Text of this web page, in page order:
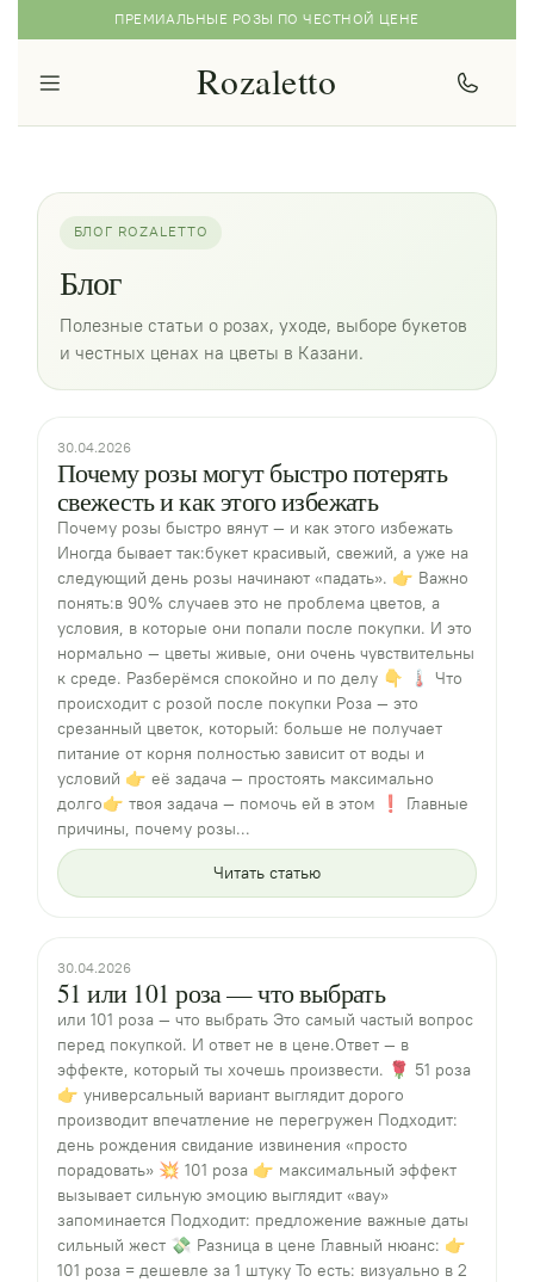
ПРЕМИАЛЬНЫЕ РОЗЫ ПО ЧЕСТНОЙ ЦЕНЕ
Rozaletto
БЛОГ ROZALETTO
Блог
Полезные статьи о розах, уходе, выборе букетов
и честных ценах на цветы в Казани.
30.04.2026
Почему розы могут быстро потерять
свежесть и как этого избежать
Почему розы быстро вянут — и как этого избежать
Иногда бывает так:букет красивый, свежий, а уже на
следующий день розы начинают «падать». 👉 Важно
понять:в 90% случаев это не проблема цветов, а
условия, в которые они попали после покупки. И это
нормально — цветы живые, они очень чувствительны
к среде. Разберёмся спокойно и по делу 👇 🌡 Что
происходит с розой после покупки Роза — это
срезанный цветок, который: больше не получает
питание от корня полностью зависит от воды и
условий 👉 её задача — простоять максимально
долго👉 твоя задача — помочь ей в этом ❗ Главные
причины, почему розы...
Читать статью
30.04.2026
51 или 101 роза — что выбрать
или 101 роза — что выбрать Это самый частый вопрос
перед покупкой. И ответ не в цене.Ответ — в
эффекте, который ты хочешь произвести. 🌹 51 роза
👉 универсальный вариант выглядит дорого
производит впечатление не перегружен Подходит:
день рождения свидание извинения «просто
порадовать» 💥 101 роза 👉 максимальный эффект
вызывает сильную эмоцию выглядит «вау»
запоминается Подходит: предложение важные даты
сильный жест 💸 Разница в цене Главный нюанс: 👉
101 роза = дешевле за 1 штуку То есть: визуально в 2